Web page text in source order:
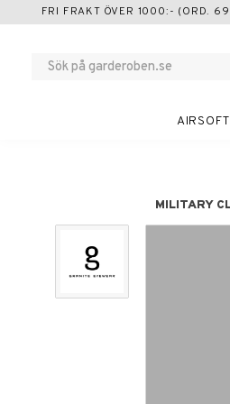
FRI FRAKT ÖVER 1000:- (ORD.
AIRSOFT
MILITARY